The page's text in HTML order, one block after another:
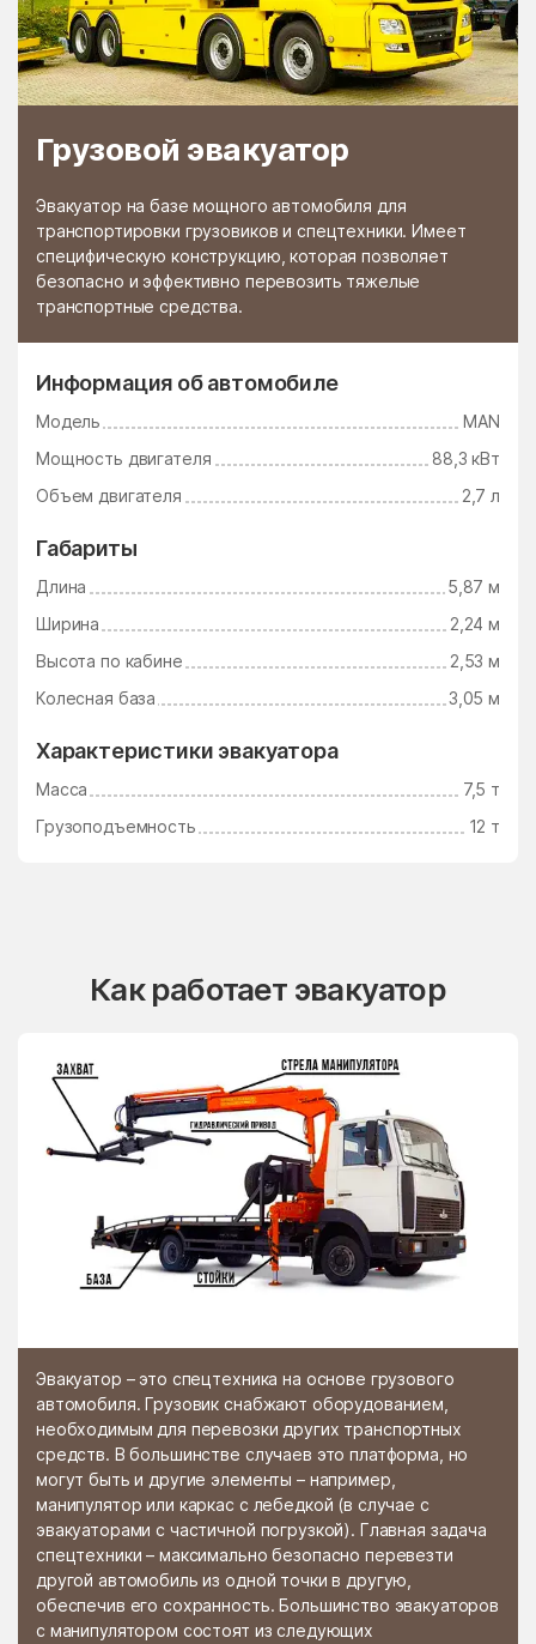
Грузовой эвакуатор
Эвакуатор на базе мощного автомобиля для
транспортировки грузовиков и спецтехники. Имеет
специфическую конструкцию, которая позволяет
безопасно и эффективно перевозить тяжелые
транспортные средства.
Информация об автомобиле
Модель
MAN
Мощность двигателя
88,3 кВт
Объем двигателя
2,7 л
Габариты
Длина
5,87 м
Ширина
2,24 м
Высота по кабине
2,53 м
Колесная база
3,05 м
Характеристики эвакуатора
Масса
7,5 т
Грузоподъемность
12 т
Как работает эвакуатор
Эвакуатор – это спецтехника на основе грузового
автомобиля. Грузовик снабжают оборудованием,
необходимым для перевозки других транспортных
средств. В большинстве случаев это платформа, но
могут быть и другие элементы – например,
манипулятор или каркас с лебедкой (в случае с
эвакуаторами с частичной погрузкой). Главная задача
спецтехники – максимально безопасно перевезти
другой автомобиль из одной точки в другую,
обеспечив его сохранность. Большинство эвакуаторов
с манипулятором состоят из следующих